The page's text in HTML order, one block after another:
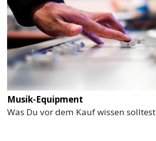
Musik-Equipment
Was Du vor dem Kauf wissen solltest